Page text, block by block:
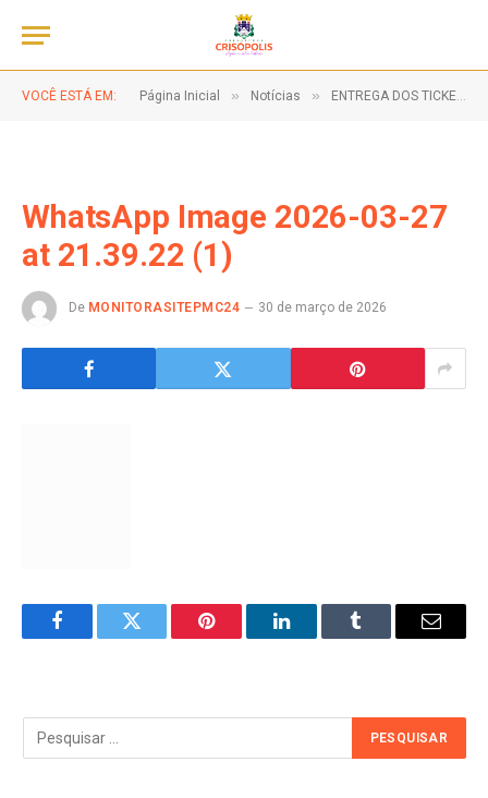
VOCÊ ESTÁ EM: Página Inicial » Notícias » ENTREGA DOS TICKETS PROGRAMA PEIXE EM SUA MESA, 27 DE MARÇO – CLIQUE NA IMAGEM E FIQUE POR DENTRO DOS LOCAIS E HORÁRIOS DE DISTRIBUIÇÃO!
WhatsApp Image 2026-03-27
at 21.39.22 (1)
De MONITORASITEPMC24 30 de março de 2026
FacebookTwitter Pinterest LinkedInTumblr Email